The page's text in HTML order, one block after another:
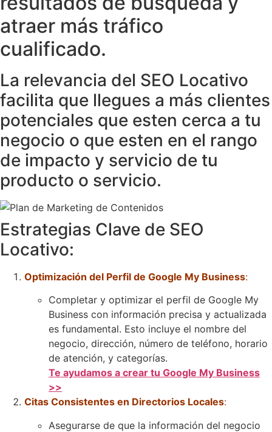
atraer más tráfico
cualificado.
La relevancia del SEO Locativo
facilita que llegues a más clientes
potenciales que esten cerca a tu
negocio o que esten en el rango
de impacto y servicio de tu
producto o servicio.
Estrategias Clave de SEO
Locativo:
Optimización del Perfil de Google My Business:
Completar y optimizar el perfil de Google My
Business con información precisa y actualizada
es fundamental. Esto incluye el nombre del
negocio, dirección, número de teléfono, horario
de atención, y categorías.
Te ayudamos a crear tu Google My Business
>>
Citas Consistentes en Directorios Locales:
Asegurarse de que la información del negocio